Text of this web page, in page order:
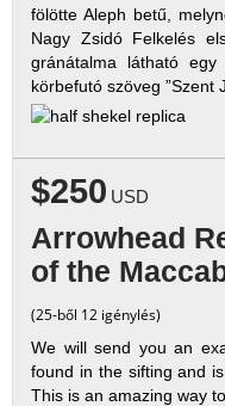
fölötte Aleph betű,
Nagy Zsidó Felkelés
gránátalma látható
körbefutó szöveg ”Szent
$250 USD
Arrowhead
of the
(25-ből 12 igénylés)
We will send you an
found in the sifting and
This is an amazing way